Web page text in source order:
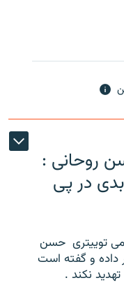
روحانی :
در پی
توییتری ‌ حسن
داده و گفته است
نکند .